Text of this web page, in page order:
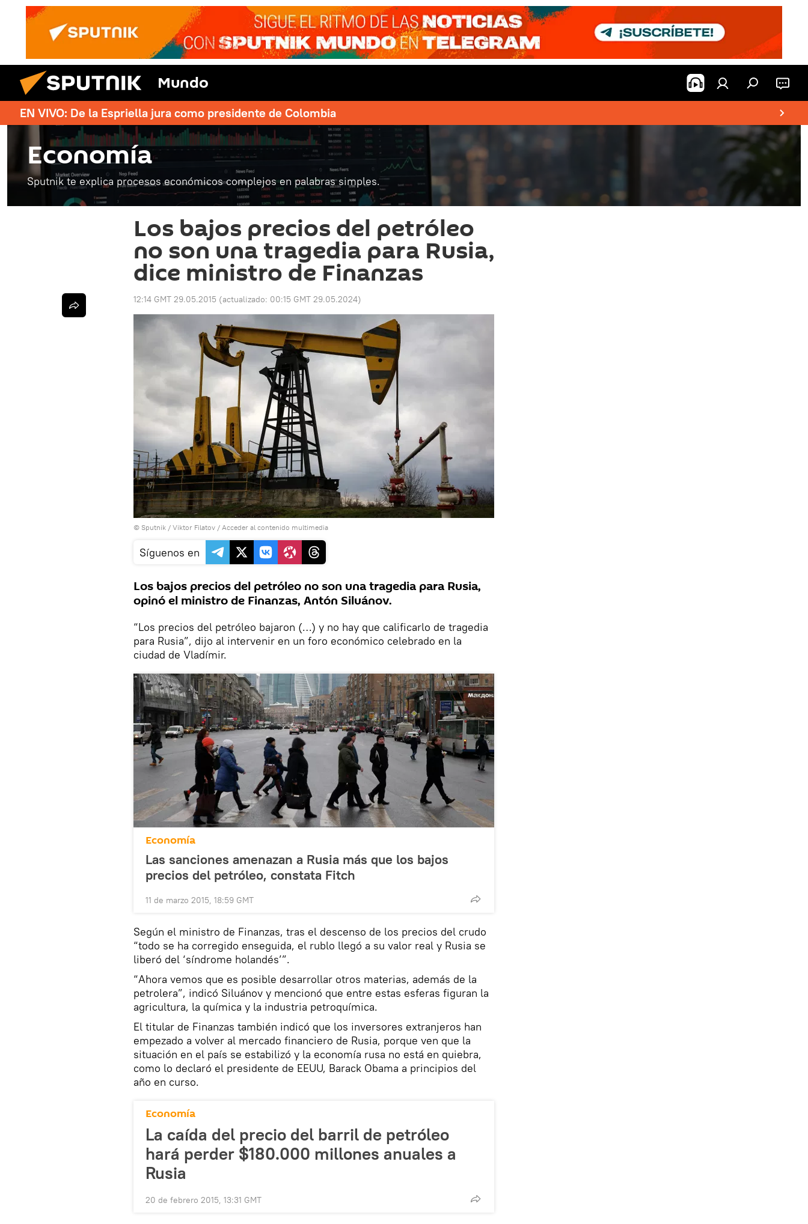
Mundo
EN VIVO: De la Espriella jura como presidente de Colombia
Economía
Sputnik te explica procesos económicos complejos en palabras simples.
Los bajos precios del petróleo
no son una tragedia para Rusia,
dice ministro de Finanzas
12:14 GMT 29.05.2015 (actualizado: 00:15 GMT 29.05.2024)
© Sputnik / Viktor Filatov / Acceder al contenido multimedia
Síguenos en
Los bajos precios del petróleo no son una tragedia para Rusia,
opinó el ministro de Finanzas, Antón Siluánov.
“Los precios del petróleo bajaron (…) y no hay que calificarlo de tragedia
para Rusia”, dijo al intervenir en un foro económico celebrado en la
ciudad de Vladímir.
Economía
Las sanciones amenazan a Rusia más que los bajos
precios del petróleo, constata Fitch
11 de marzo 2015, 18:59 GMT
Según el ministro de Finanzas, tras el descenso de los precios del crudo
“todo se ha corregido enseguida, el rublo llegó a su valor real y Rusia se
liberó del ‘síndrome holandés’”.
“Ahora vemos que es posible desarrollar otros materias, además de la
petrolera”, indicó Siluánov y mencionó que entre estas esferas figuran la
agricultura, la química y la industria petroquímica.
El titular de Finanzas también indicó que los inversores extranjeros han
empezado a volver al mercado financiero de Rusia, porque ven que la
situación en el país se estabilizó y la economía rusa no está en quiebra,
como lo declaró el presidente de EEUU, Barack Obama a principios del
año en curso.
Economía
La caída del precio del barril de petróleo
hará perder $180.000 millones anuales a
Rusia
20 de febrero 2015, 13:31 GMT